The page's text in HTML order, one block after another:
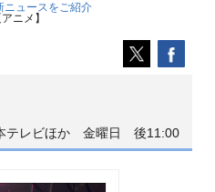
ニュースをご紹介
ニメ】
テレビほか 金曜日 後11:00